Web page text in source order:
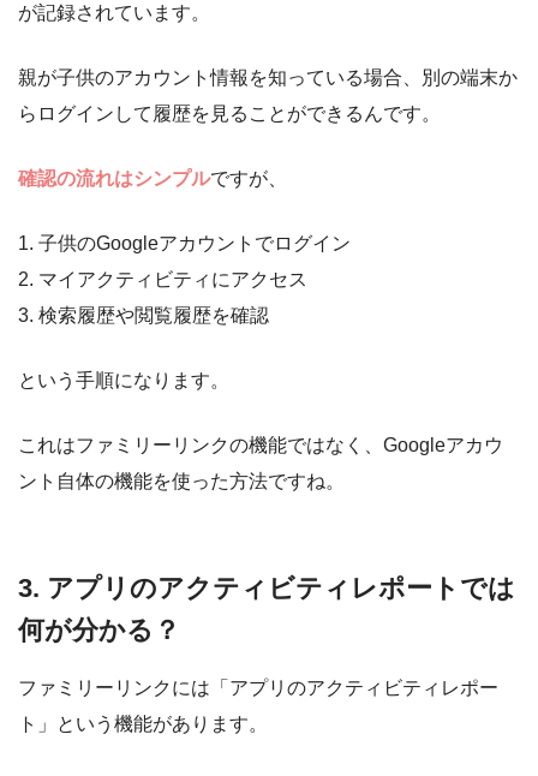
が記録されています。
親が子供のアカウント情報を知っている場合、別の端末か
らログインして履歴を見ることができるんです。
確認の流れはシンプルですが、
1. 子供のGoogleアカウントでログイン
2. マイアクティビティにアクセス
3. 検索履歴や閲覧履歴を確認
という手順になります。
これはファミリーリンクの機能ではなく、Googleアカウ
ント自体の機能を使った方法ですね。
3. アプリのアクティビティレポートでは
何が分かる？
ファミリーリンクには「アプリのアクティビティレポー
ト」という機能があります。